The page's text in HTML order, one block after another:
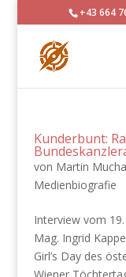
+43 664
Kunderbunt:
von Martin Mucha
Medienbiografie
Interview vom
Mag. Ingrid
Girl’s Day des